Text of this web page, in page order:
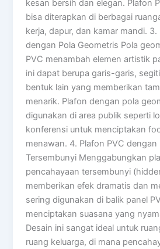
kesan bersih dan elegan. Plafon
bisa diterapkan di berbagai
kerja, dapur, dan kamar mandi. 3.
dengan Pola Geometris Pola
PVC menambah elemen artistik
ini dapat berupa garis-garis,
bentuk lain yang memberikan
menarik. Plafon dengan pola
digunakan di area publik seperti
konferensi untuk menciptakan
menawan. 4. Plafon PVC dengan
Tersembunyi Menggabungkan
pencahayaan tersembunyi
memberikan efek dramatis dan
sering digunakan di balik panel
menciptakan suasana yang
Desain ini sangat ideal untuk
ruang keluarga, di mana